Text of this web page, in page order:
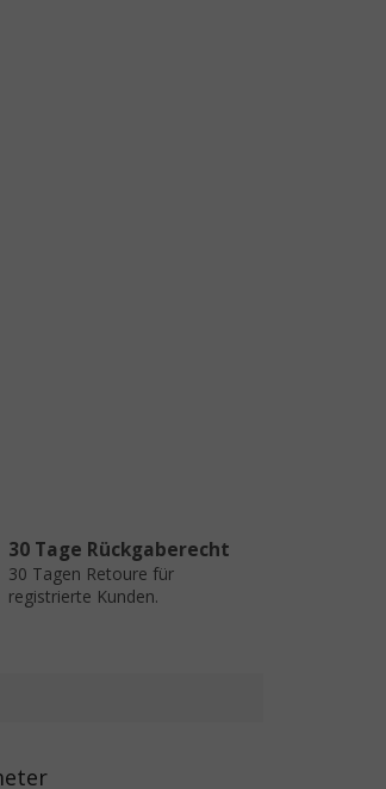
30 Tage Rückgaberecht
30 Tagen Retoure für
registrierte Kunden.